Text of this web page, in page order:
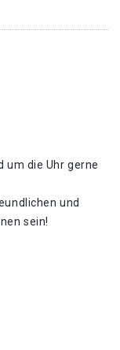
um die Uhr gerne
und
sein!